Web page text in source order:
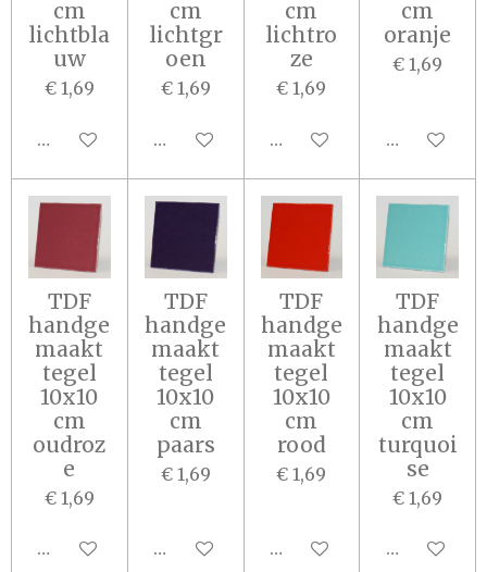
cm
lichtbla
uw
€ 1,69
In winkelwagen
cm
lichtgr
oen
€ 1,69
In winkelwagen
cm
lichtro
ze
€ 1,69
In winkelwagen
cm
oranje
€ 1,69
In
TDF
handge
maakt
tegel
10x10
cm
oudroz
e
€ 1,69
In winkelwagen
TDF
handge
maakt
tegel
10x10
cm
paars
€ 1,69
In winkelwagen
TDF
handge
maakt
tegel
10x10
cm
rood
€ 1,69
In winkelwagen
TDF
handge
maakt
tegel
10x10
cm
turquoi
se
€ 1,69
In